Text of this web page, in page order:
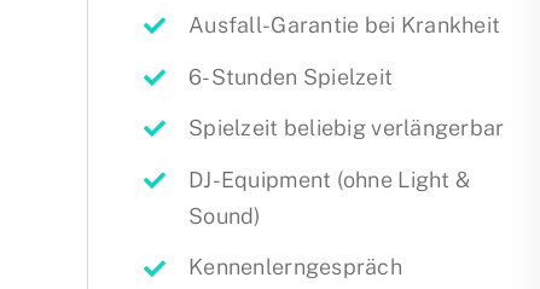
Ausfall-Garantie bei Krankheit
6-Stunden Spielzeit
Spielzeit beliebig verlängerbar
DJ-Equipment (ohne Light &
Sound)
Kennenlerngespräch